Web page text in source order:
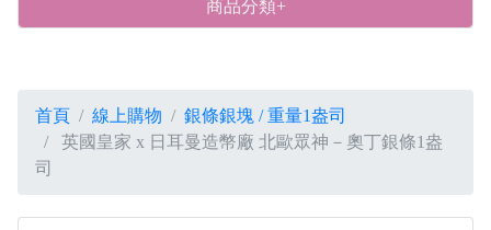
商品分類+
首頁 線上購物
銀條銀塊 / 重量1盎司
英國皇家 x 日耳曼造幣廠 北歐眾神－奧丁銀條1盎
司